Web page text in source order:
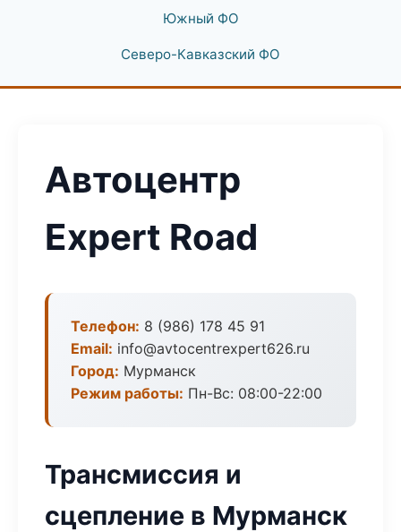
Южный ФО
Северо-Кавказский ФО
Автоцентр
Expert Road
Телефон: 8 (986) 178 45 91
Email: info@avtocentrexpert626.ru
Город: Мурманск
Режим работы: Пн-Вс: 08:00-22:00
Трансмиссия и
сцепление в Мурманск